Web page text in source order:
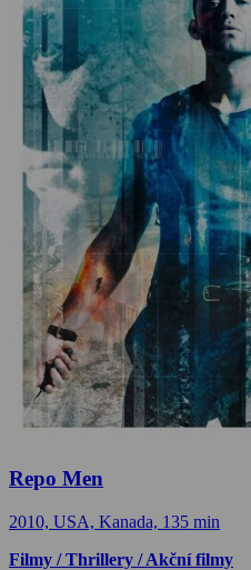
Repo Men
2010, USA, Kanada, 135 min
Filmy / Thrillery / Akční filmy